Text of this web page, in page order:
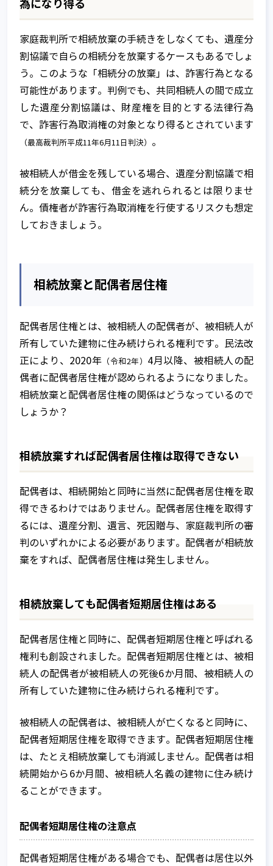
家族信託とは
家族信託が注目される背景
信託って何？
法との比較
不動産承継対策として有効な家族信託
不動産所有者の家族信託利用ケース
家族信託 開始時の課税関係
家族信託 終了時の課税関係
家族信託を始めるには
ご相談～信託契約締結までの流れ
サービスのご利用に関する費用につい
て
相談窓口全国TOP
為になり得る
家庭裁判所で相続放棄の手続きをしなくても、遺産分
割協議で自らの相続分を放棄するケースもあるでしょ
う。このような「相続分の放棄」は、詐害行為となる
可能性があります。判例でも、共同相続人の間で成立
した遺産分割協議は、財産権を目的とする法律行為
で、詐害行為取消権の対象となり得るとされています
（最高裁判所平成11年6月11日判決） 。
被相続人が借金を残している場合、遺産分割協議で相
続分を放棄しても、借金を逃れられるとは限りませ
ん。債権者が詐害行為取消権を行使するリスクも想定
しておきましょう。
相続放棄と配偶者居住権
配偶者居住権とは、被相続人の配偶者が、被相続人が
所有していた建物に住み続けられる権利です。民法改
正により、2020年 （令和2年） 4月以降、被相続人の配
偶者に配偶者居住権が認められるようになりました。
相続放棄と配偶者居住権の関係はどうなっているので
しょうか？
相続放棄すれば配偶者居住権は取得できない
配偶者は、相続開始と同時に当然に配偶者居住権を取
得できるわけではありません。配偶者居住権を取得す
るには、遺産分割、遺言、死因贈与、家庭裁判所の審
判のいずれかによる必要があります。配偶者が相続放
棄をすれば、配偶者居住権は発生しません。
相続放棄しても配偶者短期居住権はある
配偶者居住権と同時に、配偶者短期居住権と呼ばれる
権利も創設されました。配偶者短期居住権とは、被相
続人の配偶者が被相続人の死後6か月間、被相続人の
所有していた建物に住み続けられる権利です。
被相続人の配偶者は、被相続人が亡くなると同時に、
配偶者短期居住権を取得できます。配偶者短期居住権
は、たとえ相続放棄しても消滅しません。配偶者は相
続開始から6か月間、被相続人名義の建物に住み続け
ることができます。
配偶者短期居住権の注意点
配偶者短期居住権がある場合でも、配偶者は居住以外